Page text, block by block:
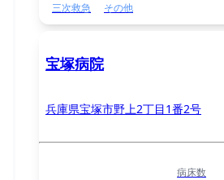
三次救急
その他
宝塚病院
兵庫県宝塚市野上2丁目1番2号
病床数